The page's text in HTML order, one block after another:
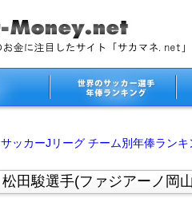
サッカーJリーグ チーム別年俸ランキ
松田駿選手(ファジアーノ岡